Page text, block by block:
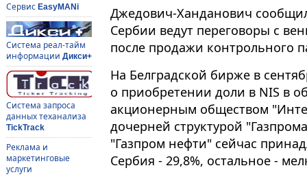
Сервис EasyMANi
Система реал-тайм
информации Дикси+
Система запроса
данных теханализа
TickTrack
Реклама и
маркетинговые
услуги
Джедович-Ханданович
Сербии ведут переговоры с
после продажи контрольного
На Белградской бирже в
о приобретении доли в NIS в
акционерным обществом
дочерней структурой
"Газпром нефти" сейчас
Сербия - 29,8%, остальное -